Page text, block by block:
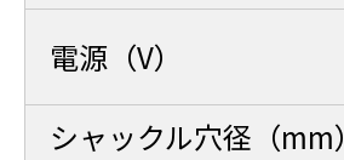
電源（V）
シャックル穴径（mm）